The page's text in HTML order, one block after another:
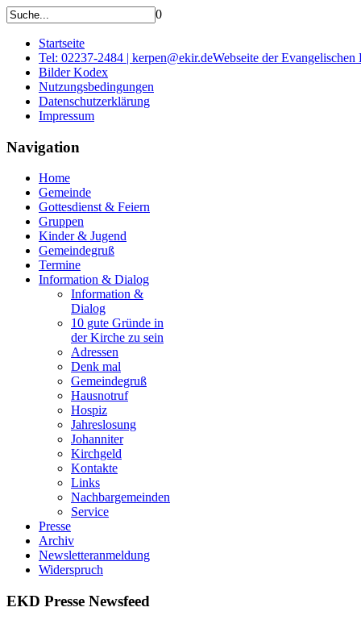
0
Startseite
Tel: 02237-2484 | kerpen@ekir.deWebseite der
Bilder Kodex
Nutzungsbedingungen
Datenschutzerklärung
Impressum
Navigation
Home
Gemeinde
Gottesdienst & Feiern
Gruppen
Kinder & Jugend
Gemeindegruß
Termine
Information & Dialog
Information &
Dialog
10 gute Gründe in
der Kirche zu sein
Adressen
Denk mal
Gemeindegruß
Hausnotruf
Hospiz
Jahreslosung
Johanniter
Kirchgeld
Kontakte
Links
Nachbargemeinden
Service
Presse
Archiv
Newsletteranmeldung
Widerspruch
EKD Presse Newsfeed